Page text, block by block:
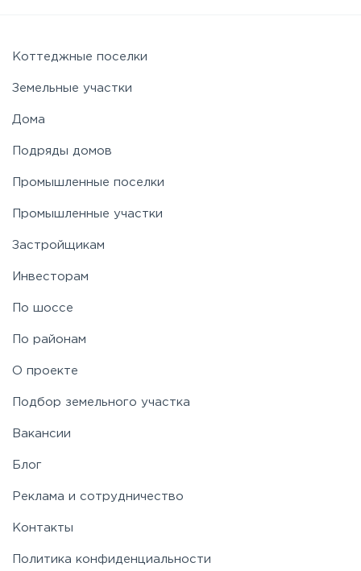
Симферопольское
Фряновское
Ярославское
Коттеджные поселки
Земельные участки
Дома
Подряды домов
Промышленные поселки
Промышленные участки
Застройщикам
Инвесторам
По шоссе
По районам
О проекте
Подбор земельного участка
Вакансии
Блог
Реклама и сотрудничество
Контакты
Политика конфиденциальности